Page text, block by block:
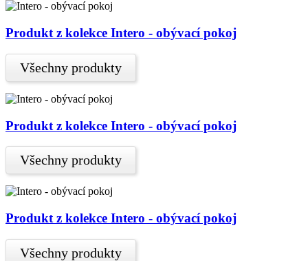
Produkt z kolekce Intero - obývací pokoj
Všechny produkty
Produkt z kolekce Intero - obývací pokoj
Všechny produkty
Produkt z kolekce Intero - obývací pokoj
Všechny produkty